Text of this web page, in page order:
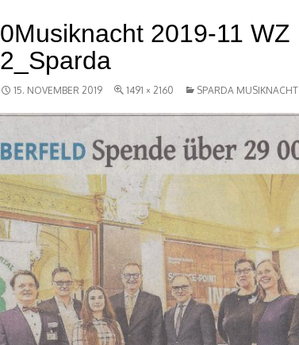
0Musiknacht 2019-11 WZ
2_Sparda
15. NOVEMBER 2019 1491 × 2160 SPARDA MUSIKNACHT